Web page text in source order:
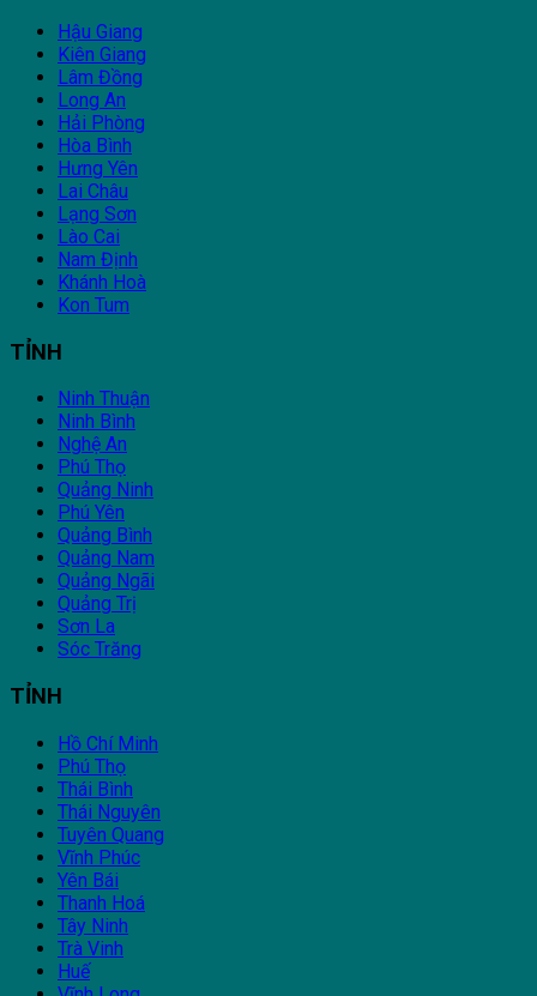
Hậu Giang
Kiên Giang
Lâm Đồng
Long An
Hải Phòng
Hòa Bình
Hưng Yên
Lai Châu
Lạng Sơn
Lào Cai
Nam Định
Khánh Hoà
Kon Tum
TỈNH
Ninh Thuận
Ninh Bình
Nghệ An
Phú Thọ
Quảng Ninh
Phú Yên
Quảng Bình
Quảng Nam
Quảng Ngãi
Quảng Trị
Sơn La
Sóc Trăng
TỈNH
Hồ Chí Minh
Phú Thọ
Thái Bình
Thái Nguyên
Tuyên Quang
Vĩnh Phúc
Yên Bái
Thanh Hoá
Tây Ninh
Trà Vinh
Huế